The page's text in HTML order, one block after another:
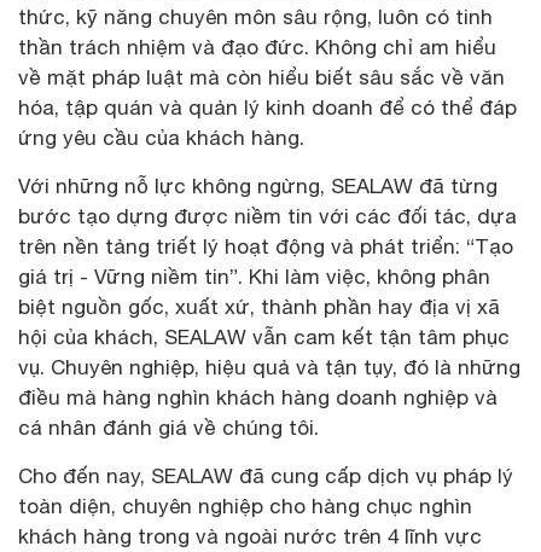
thức, kỹ năng chuyên môn sâu rộng, luôn có tinh
thần trách nhiệm và đạo đức. Không chỉ am hiểu
về mặt pháp luật mà còn hiểu biết sâu sắc về văn
hóa, tập quán và quản lý kinh doanh để có thể đáp
ứng yêu cầu của khách hàng.
Với những nỗ lực không ngừng, SEALAW đã từng
bước tạo dựng được niềm tin với các đối tác, dựa
trên nền tảng triết lý hoạt động và phát triển: “Tạo
giá trị - Vững niềm tin”. Khi làm việc, không phân
biệt nguồn gốc, xuất xứ, thành phần hay địa vị xã
hội của khách, SEALAW vẫn cam kết tận tâm phục
vụ. Chuyên nghiệp, hiệu quả và tận tụy, đó là những
điều mà hàng nghìn khách hàng doanh nghiệp và
cá nhân đánh giá về chúng tôi.
Cho đến nay, SEALAW đã cung cấp dịch vụ pháp lý
toàn diện, chuyên nghiệp cho hàng chục nghìn
khách hàng trong và ngoài nước trên 4 lĩnh vực